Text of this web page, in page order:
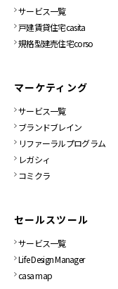
サービス一覧
戸建賃貸住宅casita
規格型建売住宅corso
マーケティング
サービス一覧
ブランドブレイン
リファーラルプログラム
レガシィ
コミクラ
セールスツール
サービス一覧
Life Design Manager
casa map